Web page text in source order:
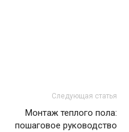
Следующая статья
Монтаж теплого пола:
пошаговое руководство